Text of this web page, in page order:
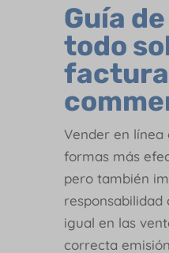
Guía
todo
Vender en línea
formas más
pero también
igual en las
correcta